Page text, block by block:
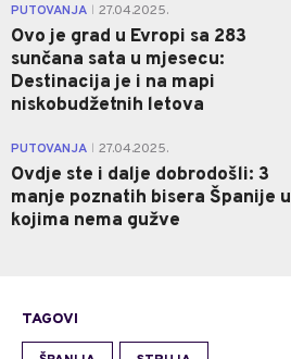
PUTOVANJA 27.04.2025.
Ovo je grad u Evropi sa 283
sunčana sata u mjesecu:
Destinacija je i na mapi
niskobudžetnih letova
PUTOVANJA 27.04.2025.
Ovdje ste i dalje dobrodošli: 3
manje poznatih bisera Španije u
kojima nema gužve
TAGOVI